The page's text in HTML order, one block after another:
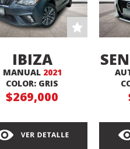
IBIZA
XCELLENCE
MANUAL 2021
COLOR: GRIS
$269,000